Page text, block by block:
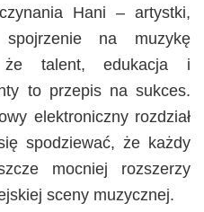
Hani – artystki,
spojrzenie na muzykę
że talent, edukacja i
to przepis na sukces.
elektroniczny rozdział
spodziewać, że każdy
mocniej rozszerzy
sceny muzycznej.